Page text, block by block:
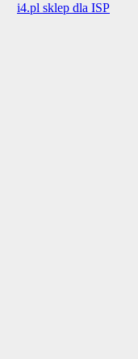
i4.pl sklep dla ISP